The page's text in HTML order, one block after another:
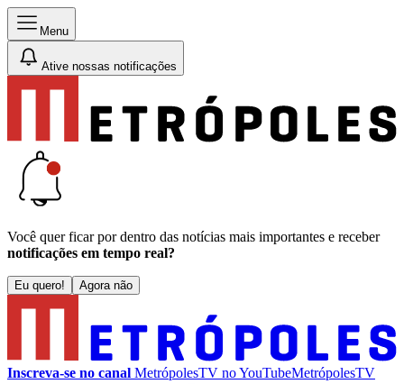
Menu
Ative nossas notificações
Você quer ficar por dentro das notícias mais importantes e receber
notificações em tempo real?
Eu quero! Agora não
Inscreva-se no canal MetrópolesTV noYouTubeMetrópolesTV